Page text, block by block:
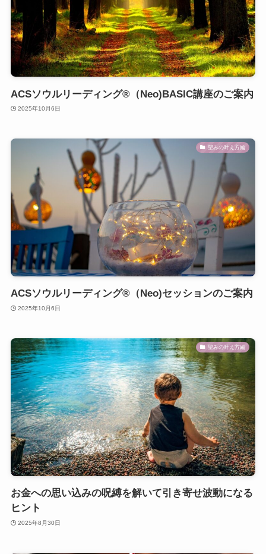
ACSソウルリーディング®（Neo)BASIC講座のご案内
2025年10月6日
望みの叶え方編
ACSソウルリーディング®（Neo)セッションのご案内
2025年10月6日
望みの叶え方編
お金への思い込みの呪縛を解いて引き寄せ波動になる
ヒント
2025年8月30日